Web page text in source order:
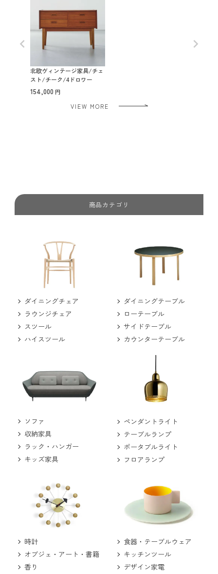
北欧ヴィンテージ家具/チェ
スト/チーク/4ドロワー
154,000
VIEW MORE
商品カテゴリ
ダイニングチェア
ラウンジチェア
スツール
ハイスツール
ダイニングテーブル
ローテーブル
サイドテーブル
カウンターテーブル
ソファ
収納家具
ラック・ハンガー
キッズ家具
ペンダントライト
テーブルランプ
ポータブルライト
フロアランプ
時計
オブジェ・アート・書籍
香り
食器・テーブルウェア
キッチンツール
デザイン家電